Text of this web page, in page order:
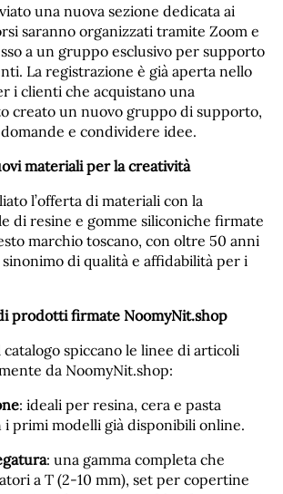
una nuova sezione dedicata ai
saranno organizzati tramite Zoom e
a un gruppo esclusivo per supporto
La registrazione è già aperta nello
i clienti che acquistano una
creato un nuovo gruppo di supporto,
e condividere idee.
materiali per la creatività
l’offerta di materiali con la
di resine e gomme siliconiche firmate
marchio toscano, con oltre 50 anni
di qualità e affidabilità per i
prodotti firmate NoomyNit.shop
spiccano le linee di articoli
da NoomyNit.shop:
: ideali per resina, cera e pasta
i primi modelli già disponibili online.
: una gamma completa che
a T (2-10 mm), set per copertine